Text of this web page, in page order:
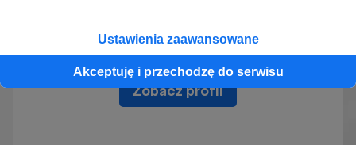
Ustawienia zaawansowane
Akceptuję i przechodzę do serwisu
przeżyć. Otwórzmy razem oczy, serce i umysł –
Zobacz profil